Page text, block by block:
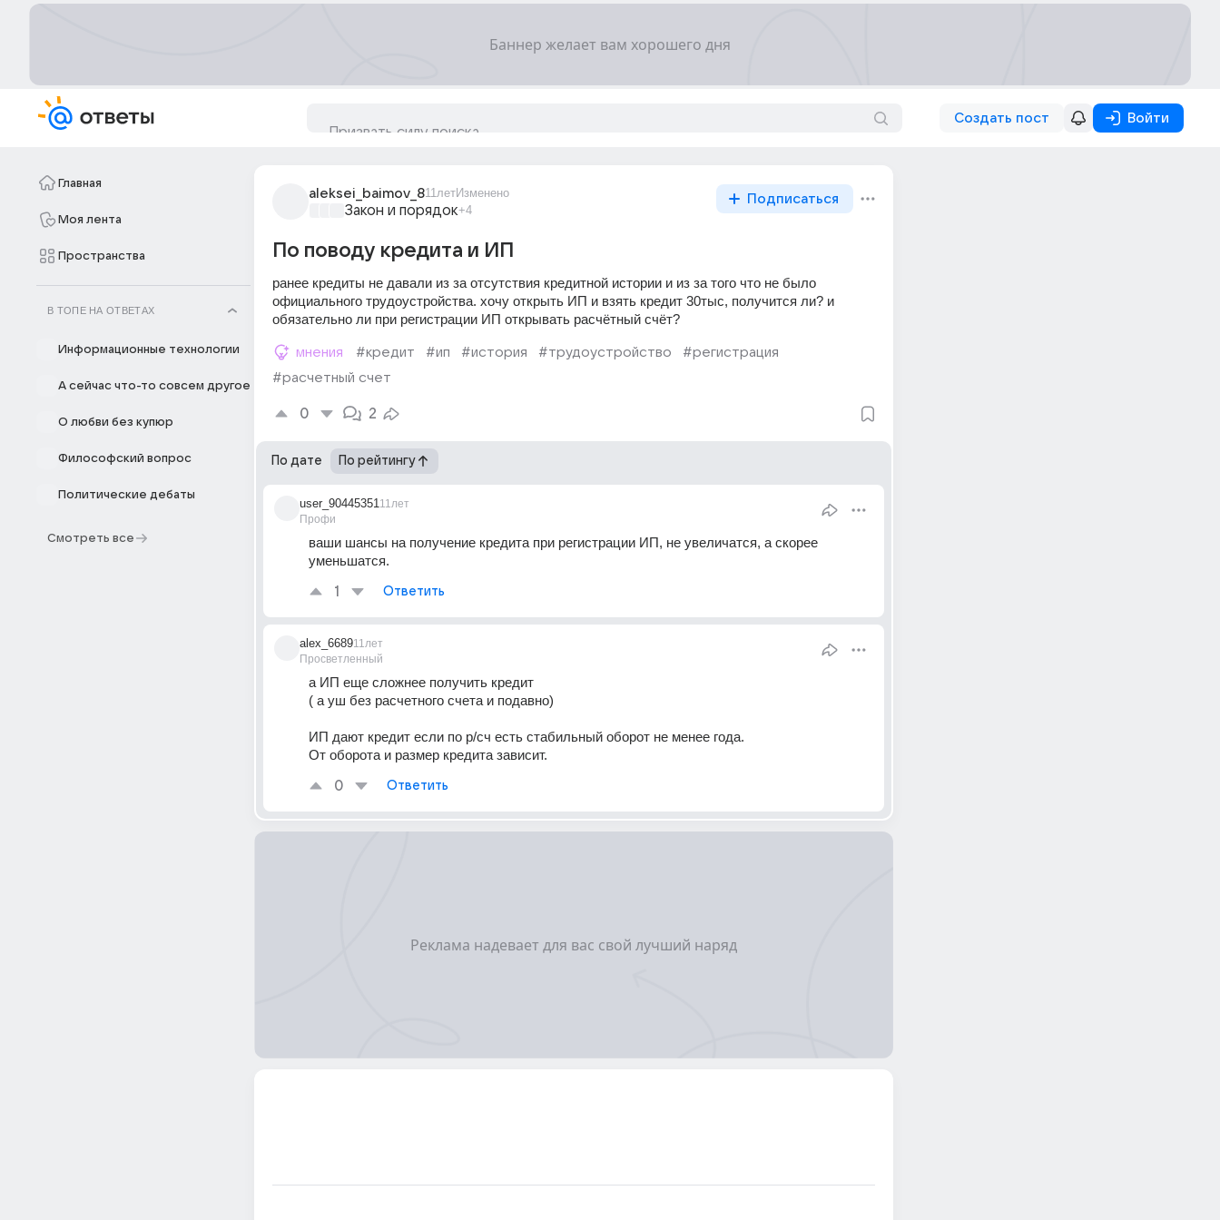
Создать пост Войти
Главная
Моя лента
Пространства
В ТОПЕ НА ОТВЕТАХ
Информационные технологии
А сейчас что-то совсем другое
О любви без купюр
Философский вопрос
Политические дебаты
Смотреть все
aleksei_baimov_811летИзменено
Закон и порядок+4
Подписаться
По поводу кредита и ИП
ранее кредиты не давали из за отсутствия кредитной истории и из за того что не было
официального трудоустройства. хочу открыть ИП и взять кредит 30тыс, получится ли? и
обязательно ли при регистрации ИП открывать расчётный счёт?
мнения #кредит #ип #история #трудоустройство
#регистрация
#расчетный счет
0 2
По дате По рейтингу
user_90445351
Профи
11лет
ваши шансы на получение кредита при регистрации ИП, не увеличатся, а скорее
уменьшатся.
1 Ответить
alex_6689
Просветленный
11лет
а ИП еще сложнее получить кредит
( а уш без расчетного счета и подавно)
ИП дают кредит если по р/сч есть стабильный оборот не менее года.
От оборота и размер кредита зависит.
0 Ответить